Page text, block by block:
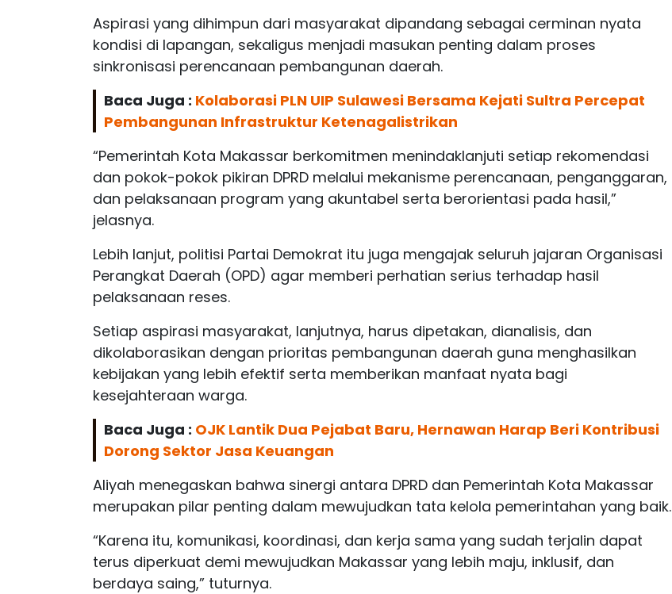
Aspirasi yang dihimpun dari masyarakat dipandang sebagai cerminan nyata
kondisi di lapangan, sekaligus menjadi masukan penting dalam proses
sinkronisasi perencanaan pembangunan daerah.
Baca Juga : Kolaborasi PLN UIP Sulawesi Bersama Kejati Sultra Percepat
Pembangunan Infrastruktur Ketenagalistrikan
“Pemerintah Kota Makassar berkomitmen menindaklanjuti setiap rekomendasi
dan pokok-pokok pikiran DPRD melalui mekanisme perencanaan, penganggaran,
dan pelaksanaan program yang akuntabel serta berorientasi pada hasil,”
jelasnya.
Lebih lanjut, politisi Partai Demokrat itu juga mengajak seluruh jajaran Organisasi
Perangkat Daerah (OPD) agar memberi perhatian serius terhadap hasil
pelaksanaan reses.
Setiap aspirasi masyarakat, lanjutnya, harus dipetakan, dianalisis, dan
dikolaborasikan dengan prioritas pembangunan daerah guna menghasilkan
kebijakan yang lebih efektif serta memberikan manfaat nyata bagi
kesejahteraan warga.
Baca Juga : OJK Lantik Dua Pejabat Baru, Hernawan Harap Beri Kontribusi
Dorong Sektor Jasa Keuangan
Aliyah menegaskan bahwa sinergi antara DPRD dan Pemerintah Kota Makassar
merupakan pilar penting dalam mewujudkan tata kelola pemerintahan yang baik.
“Karena itu, komunikasi, koordinasi, dan kerja sama yang sudah terjalin dapat
terus diperkuat demi mewujudkan Makassar yang lebih maju, inklusif, dan
berdaya saing,” tuturnya.